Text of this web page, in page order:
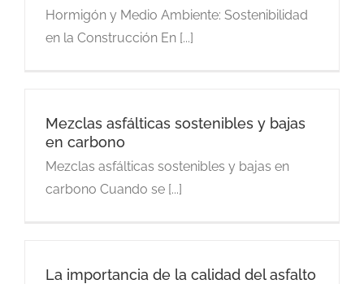
Hormigón y Medio Ambiente: Sostenibilidad
en la Construcción En [...]
Mezclas asfálticas sostenibles y bajas
en carbono
Mezclas asfálticas sostenibles y bajas en
carbono Cuando se [...]
La importancia de la calidad del asfalto